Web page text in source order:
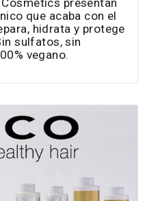
que acaba con el
hidrata y protege
sulfatos, sin
vegano.